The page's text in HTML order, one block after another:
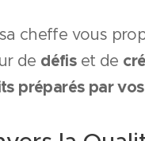
cheffe vous
de défiset de
préparés par